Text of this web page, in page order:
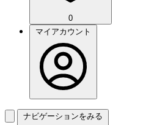
0
マイアカウント
ナビゲーションをみる